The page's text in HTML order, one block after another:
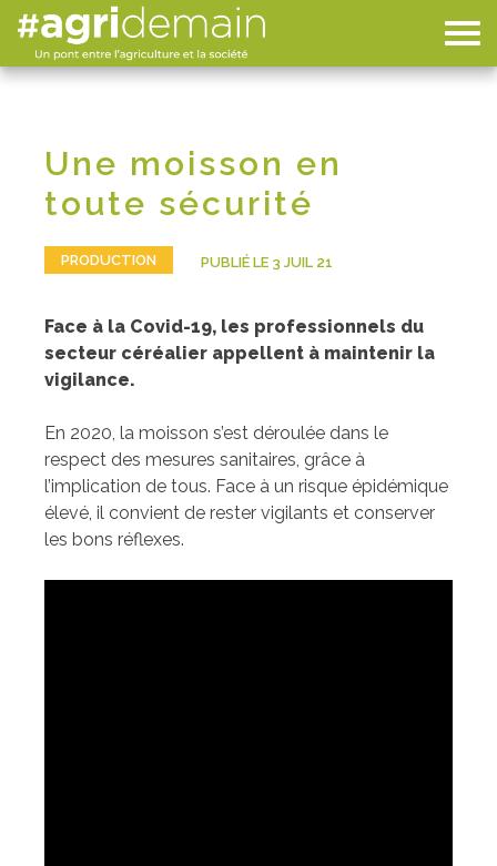
Une moisson en
toute sécurité
PRODUCTION PUBLIÉ LE 3 JUIL 21
Face à la Covid-19, les professionnels du
secteur céréalier appellent à maintenir la
vigilance.
En 2020, la moisson s’est déroulée dans le
respect des mesures sanitaires, grâce à
l’implication de tous. Face à un risque épidémique
élevé, il convient de rester vigilants et conserver
les bons réflexes.